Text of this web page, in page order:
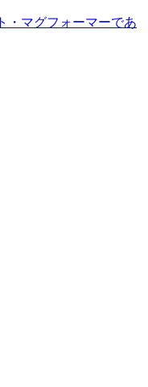
・マグフォーマーであ